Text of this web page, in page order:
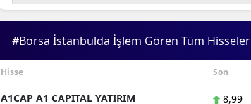
#Borsa İstanbulda İşlem Gören Tüm Hisseler
Hisse Son
A1CAP A1 CAPITAL YATIRIM 8,99